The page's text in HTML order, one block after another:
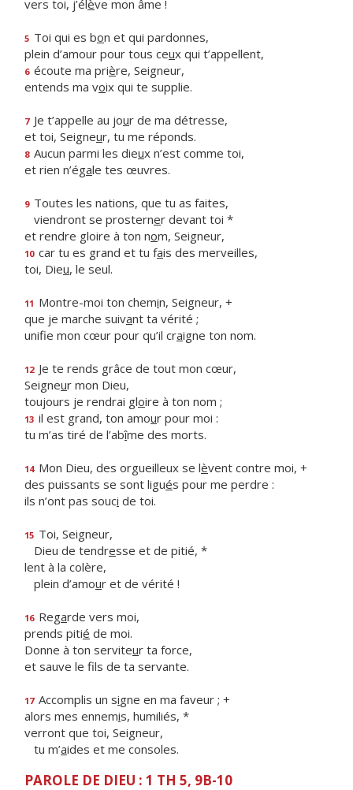
vers toi, j’élève mon âme !
5 Toi qui es bon et qui pardonnes,
plein d’amour pour tous ceux qui t’appellent,
6 écoute ma prière, Seigneur,
entends ma voix qui te supplie.
7 Je t’appelle au jour de ma détresse,
et toi, Seigneur, tu me réponds.
8 Aucun parmi les dieux n’est comme toi,
et rien n’égale tes œuvres.
9 Toutes les nations, que tu as faites,
viendront se prosterner devant toi *
et rendre gloire à ton nom, Seigneur,
10 car tu es grand et tu fais des merveilles,
toi, Dieu, le seul.
11 Montre-moi ton chemin, Seigneur, +
que je marche suivant ta vérité ;
unifie mon cœur pour qu’il craigne ton nom.
12 Je te rends grâce de tout mon cœur,
Seigneur mon Dieu,
toujours je rendrai gloire à ton nom ;
13 il est grand, ton amour pour moi :
tu m’as tiré de l’abîme des morts.
14 Mon Dieu, des orgueilleux se lèvent contre moi, +
des puissants se sont ligués pour me perdre :
ils n’ont pas souci de toi.
15 Toi, Seigneur,
Dieu de tendresse et de pitié, *
lent à la colère,
plein d’amour et de vérité !
16 Regarde vers moi,
prends pitié de moi.
Donne à ton serviteur ta force,
et sauve le fls de ta servante.
17 Accomplis un signe en ma faveur ; +
alors mes ennemis, humiliés, *
verront que toi, Seigneur,
tu m’aides et me consoles.
PAROLE DE DIEU : 1 TH 5, 9B-10